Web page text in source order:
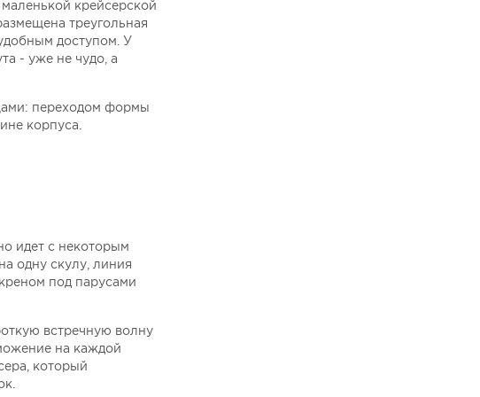
крейсерской
треугольная
доступом. У
- уже не чудо, а
переходом формы
корпуса.
идет с некоторым
одну скулу, линия
под парусами
встречную волну
на каждой
который